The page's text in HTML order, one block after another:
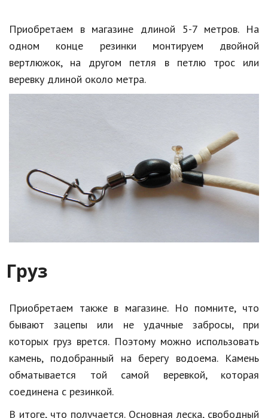
Приобретаем в магазине длиной 5-7 метров. На
одном конце резинки монтируем двойной
вертлюжок, на другом петля в петлю трос или
веревку длиной около метра.
Груз
Приобретаем также в магазине. Но помните, что
бывают зацепы или не удачные забросы, при
которых груз врется. Поэтому можно использовать
камень, подобранный на берегу водоема. Камень
обматывается той самой веревкой, которая
соединена с резинкой.
В итоге, что получается. Основная леска, свободный